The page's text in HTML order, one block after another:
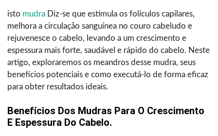
isto mudra Diz-se que estimula os folículos capilares,
melhora a circulação sanguínea no couro cabeludo e
rejuvenesce o cabelo, levando a um crescimento e
espessura mais forte, saudável e rápido do cabelo. Neste
artigo, exploraremos os meandros desse mudra, seus
benefícios potenciais e como executá-lo de forma eficaz
para obter resultados ideais.
Benefícios Dos Mudras Para O Crescimento
E Espessura Do Cabelo.